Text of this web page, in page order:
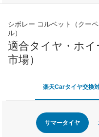
シボレー コルベット（クー
ル）
適合タイヤ・ホ
市場）
楽天Carタイヤ交換
サマータイヤ